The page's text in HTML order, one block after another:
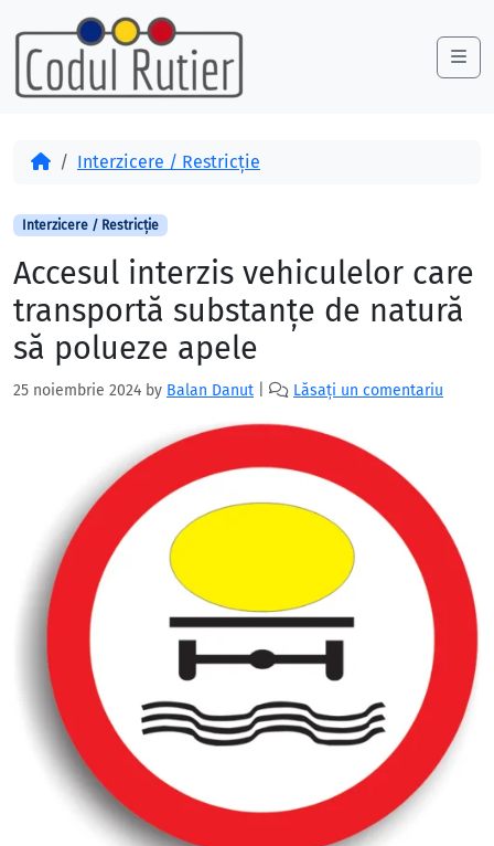
Skip to content
Skip to footer
AcasăInterzicere / Restricție
Interzicere / Restricție
Accesul interzis vehiculelor care
transportă substanțe de natură
să polueze apele
25 noiembrie 2024 by Balan Danut Lăsați un comentariu